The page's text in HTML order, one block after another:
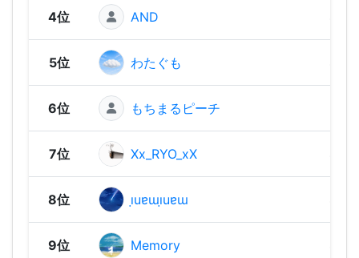
4位 AND
5位 わたぐも
6位 もちまるピーチ
7位 Xx_RYO_xX
8位 ı̣uɐɯı̣uɐɯ
9位 Memory